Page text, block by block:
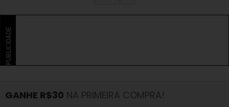
PUBLICIDADE
GANHE R$30 NA PRIMEIRA COMPRA!